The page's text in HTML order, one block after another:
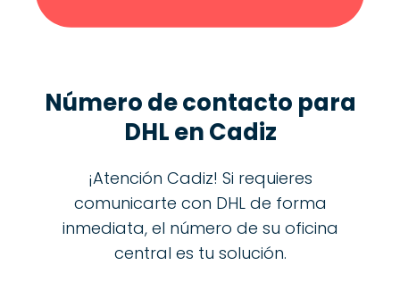
Número de contacto para
DHL en Cadiz
¡Atención Cadiz! Si requieres
comunicarte con DHL de forma
inmediata, el número de su oficina
central es tu solución.